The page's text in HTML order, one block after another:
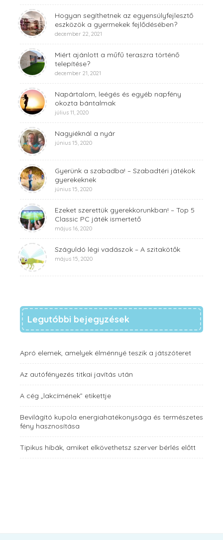
Hogyan segíthetnek az egyensúlyfejlesztő
eszközök a gyermekek fejlődésében?
december 22, 2021
Miért ajánlott a műfű teraszra történő
telepítése?
december 21, 2021
Napártalom, leégés és egyéb napfény
okozta bántalmak
július 11, 2020
Nagyiéknál a nyár
június 15, 2020
Gyerünk a szabadba! – Szabadtéri játékok
gyerekeknek
június 15, 2020
Ezeket szerettük gyerekkorunkban! – Top 5
Classic PC játék ismertető
május 16, 2020
Száguldó légi vadászok – A szitakötők
május 15, 2020
Legutóbbi bejegyzések
Apró elemek, amelyek élménnyé teszik a játszóteret
Az autófényezés titkai javítás után
A cég „lakcímének” etikettje
Bevilágító kupola energiahatékonysága és természetes
fény hasznosítása
Tipikus hibák, amiket elkövethetsz szerver bérlés előtt